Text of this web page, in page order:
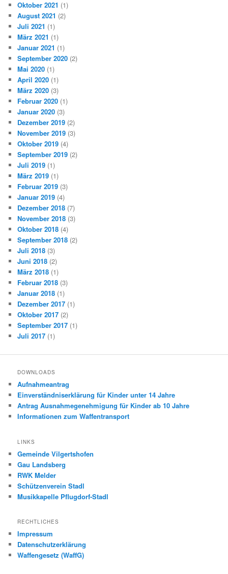
Oktober 2021 (1)
August 2021 (2)
Juli 2021 (1)
März 2021 (1)
Januar 2021 (1)
September 2020 (2)
Mai 2020 (1)
April 2020 (1)
März 2020 (3)
Februar 2020 (1)
Januar 2020 (3)
Dezember 2019 (2)
November 2019 (3)
Oktober 2019 (4)
September 2019 (2)
Juli 2019 (1)
März 2019 (1)
Februar 2019 (3)
Januar 2019 (4)
Dezember 2018 (7)
November 2018 (3)
Oktober 2018 (4)
September 2018 (2)
Juli 2018 (3)
Juni 2018 (2)
März 2018 (1)
Februar 2018 (3)
Januar 2018 (1)
Dezember 2017 (1)
Oktober 2017 (2)
September 2017 (1)
Juli 2017 (1)
DOWNLOADS
Aufnahmeantrag
Einverständniserklärung für Kinder unter 14 Jahre
Antrag Ausnahmegenehmigung für Kinder ab 10 Jahre
Informationen zum Waffentransport
LINKS
Gemeinde Vilgertshofen
Gau Landsberg
RWK Melder
Schützenverein Stadl
Musikkapelle Pflugdorf-Stadl
RECHTLICHES
Impressum
Datenschutzerklärung
Waffengesetz (WaffG)